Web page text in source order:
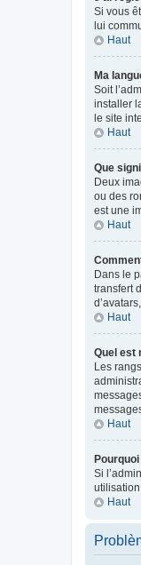
Si vous
lui
Haut
Ma
Soit
installer
le site
Haut
Que
Deux
ou des
est une
Haut
Dans le
transfert
Haut
Quel est
Les
Haut
Si
Haut